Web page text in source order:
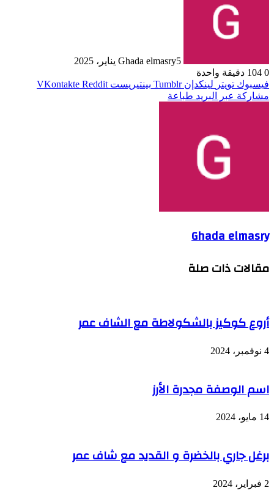
Ghada elmasry5 يناير، 2025
0
دقيقة واحدة
فيسبوك تويتر لينكدإن بينتيريست
مشاركة عبر البريد طباعة
Ghada elmasry
مقالات ذات صلة
أروع كوكيز بالشكولاطة مع الشاف عمر
4 نوفمبر، 2024
اسم الوصفة مجدرة الأرز
14 مايو، 2024
برغل جاري بالخضرة و القديد مع شاف عمر
2 فبراير، 2024